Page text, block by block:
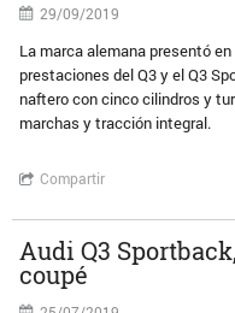
29/09/2019
La marca alemana presentó
prestaciones del Q3 y el Q3
naftero con cinco cilindros y
marchas y tracción integral.
Compartir
Audi Q3
coupé